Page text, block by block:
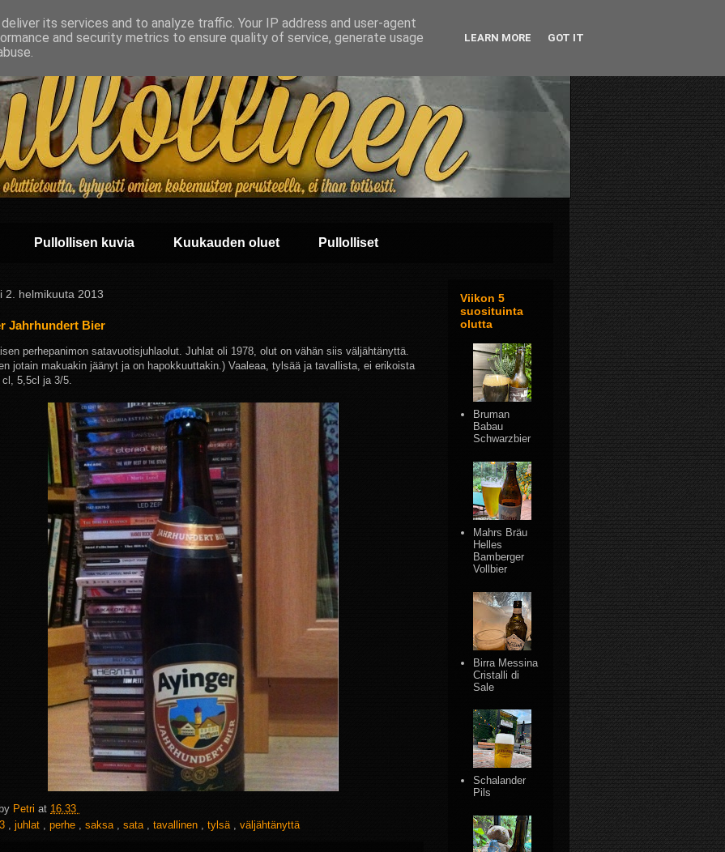
Pullollisen kuvia Kuukauden oluet Pullolliset
2. helmikuuta 2013
Jahrhundert Bier
perhepanimon satavuotisjuhlaolut. Juhlat oli 1978, olut on vähän siis väljähtänyttä.
jotain makuakin jäänyt ja on hapokkuuttakin.) Vaaleaa, tylsää ja tavallista, ei erikoista
cl, 5,5cl ja 3/5.
Petri at 16.33
3 juhlat perhe saksa sata tavallinen tylsä väljähtänyttä
Viikon 5
suosituinta
olutta
Bruman
Babau
Schwarzbier
Mahrs Bräu
Helles
Bamberger
Vollbier
Birra Messina
Cristalli di
Sale
Schalander
Pils
its services and to analyze traffic. Your IP address and user-agent
and security metrics to ensure quality of service, generate usage
LEARN MORE GOT IT